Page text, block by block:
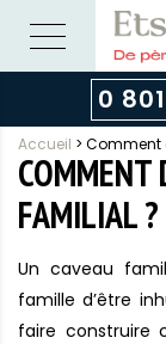
0
Accueil > Comment
COMMENT
FAMILIAL ?
Un caveau
famille d’être
faire construire